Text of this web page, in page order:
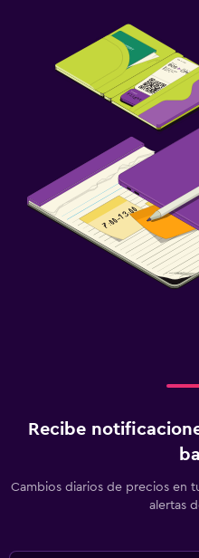
Cuna/cama nido disponibles
Recibe
Cambios diarios de precios en
alertas